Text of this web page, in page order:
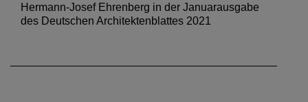
Hermann-Josef Ehrenberg in der Januarausgabe
des Deutschen Architektenblattes 2021